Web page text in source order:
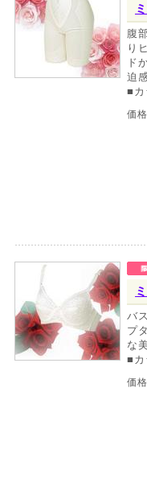
腹
り
ド
迫
■カ
価格
バ
プ
な
■カ
価格